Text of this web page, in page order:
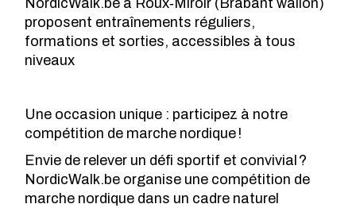
proposent entraînements réguliers,
formations et sorties, accessibles à tous
niveaux
Une occasion unique : participez à notre
compétition de marche nordique !
Envie de relever un défi sportif et convivial ?
NordicWalk.be organise une compétition de
marche nordique dans un cadre naturel